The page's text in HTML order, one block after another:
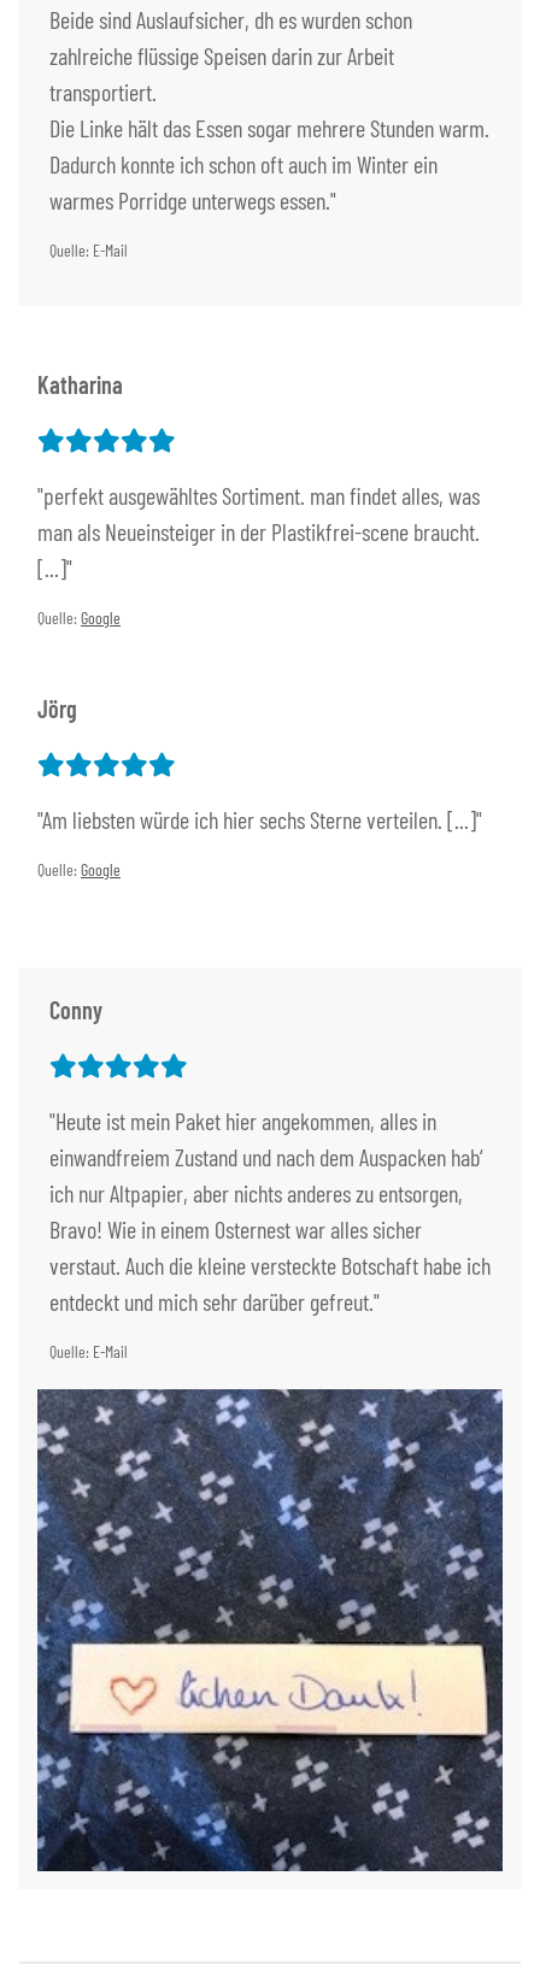
Beide sind Auslaufsicher, dh es wurden schon
zahlreiche flüssige Speisen darin zur Arbeit
transportiert.
Die Linke hält das Essen sogar mehrere Stunden warm.
Dadurch konnte ich schon oft auch im Winter ein
warmes Porridge unterwegs essen."
Quelle: E-Mail
Katharina
"perfekt ausgewähltes Sortiment. man findet alles, was
man als Neueinsteiger in der Plastikfrei-scene braucht.
[...]"
Quelle: Google
Jörg
"Am liebsten würde ich hier sechs Sterne verteilen. [...]"
Quelle: Google
Conny
"Heute ist mein Paket hier angekommen, alles in
einwandfreiem Zustand und nach dem Auspacken hab‘
ich nur Altpapier, aber nichts anderes zu entsorgen,
Bravo! Wie in einem Osternest war alles sicher
verstaut. Auch die kleine versteckte Botschaft habe ich
entdeckt und mich sehr darüber gefreut."
Quelle: E-Mail